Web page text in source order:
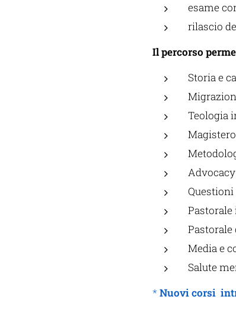
esame
rilascio
Il percorso
Storia e
Teologia
Pastorale
Media e
Salute
*Nuovi corsi